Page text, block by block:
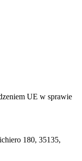
UE w sprawie
180, 35135,